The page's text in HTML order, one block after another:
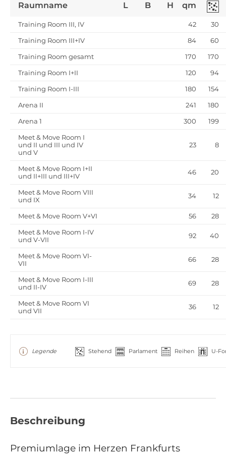
Raumname L B H qm
Training Room III, IV 42
30
Training Room III+IV
84
60
Training Room gesamt
170
170
Training Room I+II
120
94
Training Room I-III
180
154
Arena II
241
180
Arena 1
300
199
Meet & Move Room I
und II und III und IV
und V
23 8
Meet & Move Room I+II
und II+III und III+IV
46 20
Meet & Move Room VIII
und IX
34 12
Meet & Move Room V+VI 56
28
Meet & Move Room I-IV
und V-VII
92 40
Meet & Move Room VI-
VII
66 28
Meet & Move Room I-III
und II-IV
69 28
Meet & Move Room VI
und VII
36 12
Legende Stehend Parlament Reihen U-
Beschreibung
Premiumlage im Herzen Frankfurts